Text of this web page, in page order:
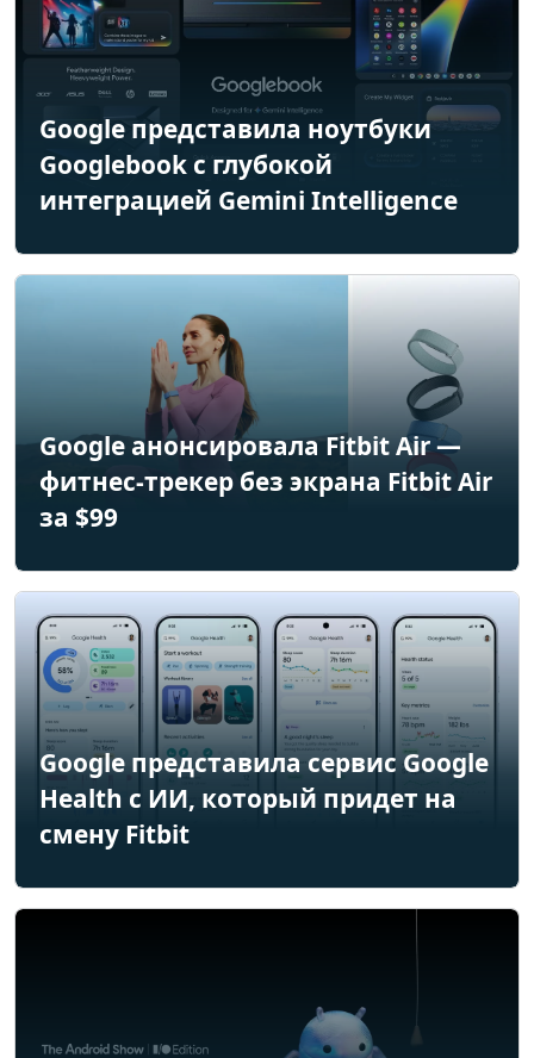
Google представила ноутбуки
Googlebook с глубокой
интеграцией Gemini Intelligence
Google анонсировала Fitbit Air —
фитнес-трекер без экрана Fitbit Air
за $99
Google представила сервис Google
Health с ИИ, который придет на
смену Fitbit